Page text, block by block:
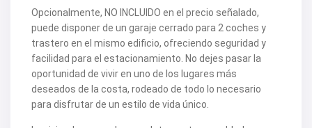
V2503
V2505
V2506
V2507
V2508
V2512
V2514
V2516
Opcionalmente, NO INCLUIDO en el precio señalado,
puede disponer de un garaje cerrado para 2 coches y
trastero en el mismo edificio, ofreciendo seguridad y
facilidad para el estacionamiento. No dejes pasar la
oportunidad de vivir en uno de los lugares más
deseados de la costa, rodeado de todo lo necesario
para disfrutar de un estilo de vida único.